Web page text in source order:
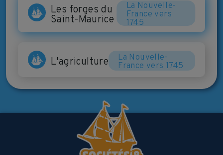
Les forges du
Saint-Maurice
La Nouvelle-
France vers
1745
L'agriculture La Nouvelle-
France vers 1745